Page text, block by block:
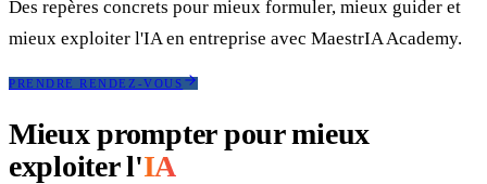
Des repères concrets pour mieux formuler, mieux guider et
mieux exploiter l'IA en entreprise avec MaestrIA Academy.
PRENDRE RENDEZ-VOUS
Mieux prompter pour mieux
exploiter l'IA